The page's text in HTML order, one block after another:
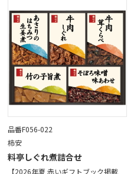
品番F056-022
柿安
料亭しぐれ煮詰合せ
【2026年夏 赤いギフトブック掲載